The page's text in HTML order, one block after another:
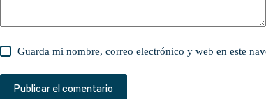
Guarda mi nombre, correo electrónico y web en este
Publicar el comentario